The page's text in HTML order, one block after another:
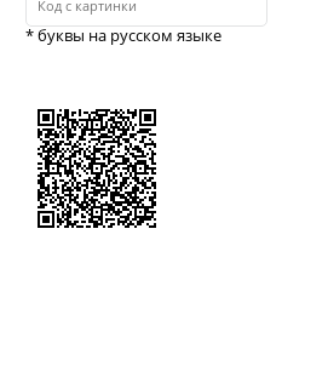
* буквы на русском языке